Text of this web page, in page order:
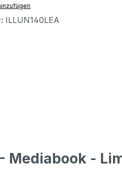
ILLUN140LEA
Mediabook -